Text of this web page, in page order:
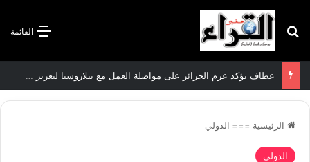
القائمة بحث عن
عطاف يؤكد عزم الجزائر على مواصلة العمل مع بيلاروسيا لتعزيز العلاقات الثنائية
الرئيسية === الدولي
الدولي